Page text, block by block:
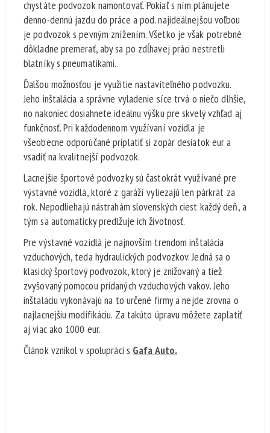
chystáte podvozok namontovať. Pokiaľ s ním plánujete
denno-dennú jazdu do práce a pod. najideálnejšou voľbou
je podvozok s pevným znížením. Všetko je však potrebné
dôkladne premerať, aby sa po zdĺhavej práci nestretli
blatníky s pneumatikami.
Ďalšou možnosťou je využitie nastaviteľného podvozku.
Jeho inštalácia a správne vyladenie síce trvá o niečo dlhšie,
no nakoniec dosiahnete ideálnu výšku pre skvelý vzhľad aj
funkčnosť. Pri každodennom využívaní vozidla je
všeobecne odporúčané priplatiť si zopár desiatok eur a
vsadiť na kvalitnejší podvozok.
Lacnejšie športové podvozky sú častokrát využívané pre
výstavné vozidlá, ktoré z garáží vyliezajú len párkrát za
rok. Nepodliehajú nástrahám slovenských ciest každý deň, a
tým sa automaticky predlžuje ich životnosť.
Pre výstavné vozidlá je najnovším trendom inštalácia
vzduchových, teda hydraulických podvozkov. Jedná sa o
klasický športový podvozok, ktorý je znižovaný a tiež
zvyšovaný pomocou pridaných vzduchových vakov. Jeho
inštaláciu vykonávajú na to určené firmy a nejde zrovna o
najlacnejšiu modifikáciu. Za takúto úpravu môžete zaplatiť
aj viac ako 1000 eur.
Článok vznikol v spolupráci s Gafa Auto.